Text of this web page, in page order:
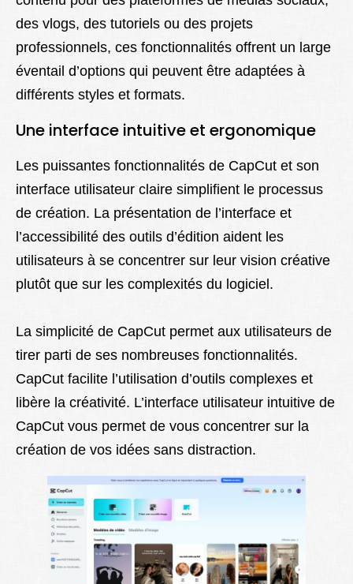
des vlogs, des tutoriels ou des projets
professionnels, ces fonctionnalités offrent un large
éventail d’options qui peuvent être adaptées à
différents styles et formats.
Une interface intuitive et ergonomique
Les puissantes fonctionnalités de CapCut et son
interface utilisateur claire simplifient le processus
de création. La présentation de l’interface et
l’accessibilité des outils d’édition aident les
utilisateurs à se concentrer sur leur vision créative
plutôt que sur les complexités du logiciel.
La simplicité de CapCut permet aux utilisateurs de
tirer parti de ses nombreuses fonctionnalités.
CapCut facilite l’utilisation d’outils complexes et
libère la créativité. L’interface utilisateur intuitive de
CapCut vous permet de vous concentrer sur la
création de vos idées sans distraction.